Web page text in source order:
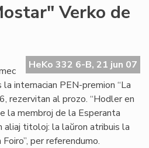
Verko de
HeKo 332 6-B, 21 jun 07
internacian PEN-premion “La
rezervitan al prozo. “Hodler en
la membroj de la Esperanta
aliaj titoloj: la laŭron atribuis la
per referendumo.